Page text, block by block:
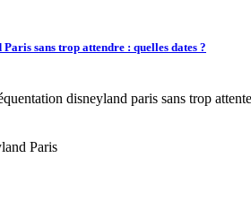
sans trop attendre : quelles dates ?
Paris